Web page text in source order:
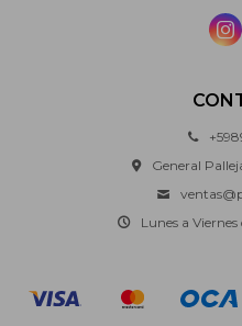
General
Lunes a
